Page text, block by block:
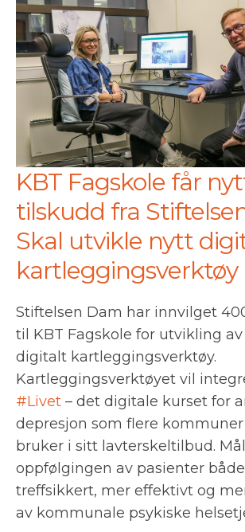
KBT Fagskole får
tilskudd fra
Skal utvikle nytt
kartleggingsverktøy
Stiftelsen Dam har innvilget
til KBT Fagskole for utvikling
digitalt kartleggingsverktøy.
Kartleggingsverktøyet vil
#Livet – det digitale kurset for
depresjon som flere
bruker i sitt lavterskeltilbud.
oppfølgingen av pasienter
treffsikkert, mer effektivt og
av kommunale psykiske